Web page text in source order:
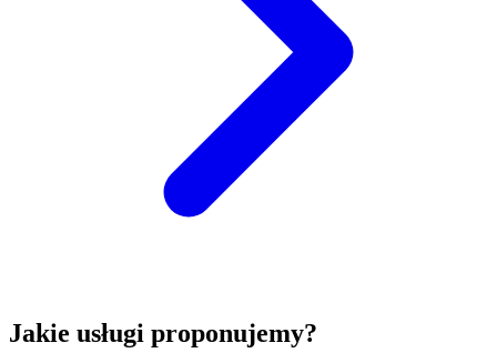
Jakie usługi proponujemy?